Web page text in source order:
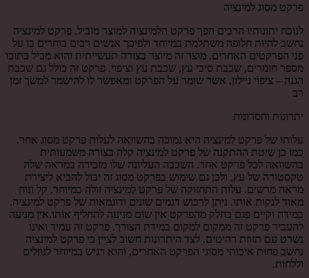
פרקט מסוג למינציה
לנוכח יתונותיו הרבים הפך פרקט הלמינציה למוצר מוביל. פרקט למינציה
נחשב להיות חלופה משתלמת במיוחד ולפיכך אנשים רבים בוחרים בו על
פני הפרקטים האחרים. מוצר זה מיוצר בצורה תעשייתית והוא מכיל בתוכו
מספר חומרים, שכבת סיבי עץ, שכבת עץ וציפוי. פרקט זה כולל גם שכבת
הגנה – ציפוי ניילון, אשר שומר על הפרקט ומאפשר לו להישמר למשך זמן
רב
יתרונות וחסרונות
עלותו של פרקט למינציה היא נמוכה בהשוואה לעלות פרקט מסוג אחר.
כמו כן שיטת ההתקנה של פרקט למינציה קלה בצורה משמעותית
בהשוואה לכל פרקט אחר. השכבה העליונה שלו מזכירה במראה שלה
טקסטורה של עץ, ולכן גם שימוש בפרקט מסוג זה יכול להביא ליצירת
מראה מרשים. עלות התחזוקה של פרקט למינציה זולה במיוחד, קל ונוח
מאוד לנקות אותו. ניתן לרכוש דגמים שונים ודוגמאות של פרקט למינציה.
במידה וקיים פגם בחלק מהפרקט אין שום מניעה להחליף אותו.אין מניעה
להעביר פרקט זה ממקום למקום במידת הצורך. פרקט זה עמיד ואינו
נשרט עם תזוזת רהיטים. לצד היתרונות חשוב לציין כי פרקט למינציה
נחשב פחות איכותי מסוגי הפרקט האחרים, והוא רגיש במיוחד לנוזלים
וללחות.